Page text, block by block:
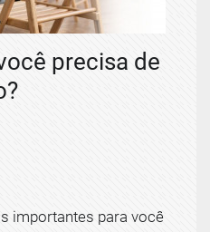
precisa de
importantes para você